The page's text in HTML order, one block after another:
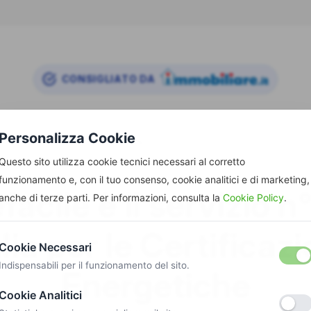
CONSIGLIATO DA
è il servizio
per le
Energetiche
Personalizza Cookie
Questo sito utilizza cookie tecnici necessari al corretto
e, con il tuo consenso, cookie analitici e di marketing,
di terze parti. Per informazioni, consulta la Cookie Policy.
Necessari
Indispensabili per il funzionamento del sito.
Cookie Analitici